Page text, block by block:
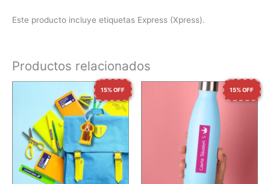
Este producto incluye etiquetas Express (Xpress).
Productos relacionados
15% OFF 15% OFF